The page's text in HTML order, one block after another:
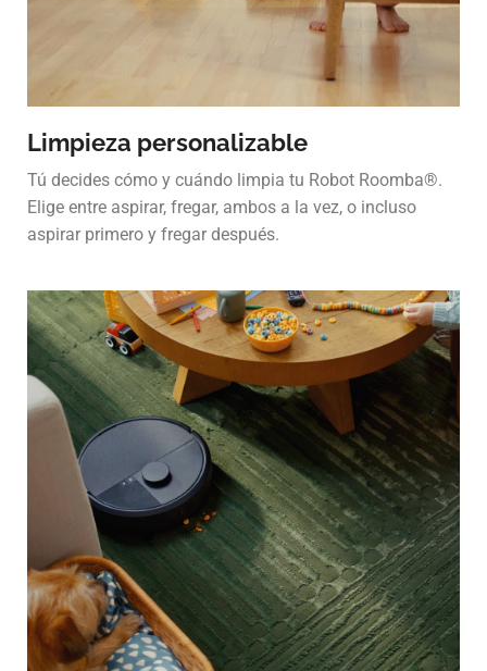
Limpieza personalizable
Tú decides cómo y cuándo limpia tu Robot Roomba®.
Elige entre aspirar, fregar, ambos a la vez, o incluso
aspirar primero y fregar después.